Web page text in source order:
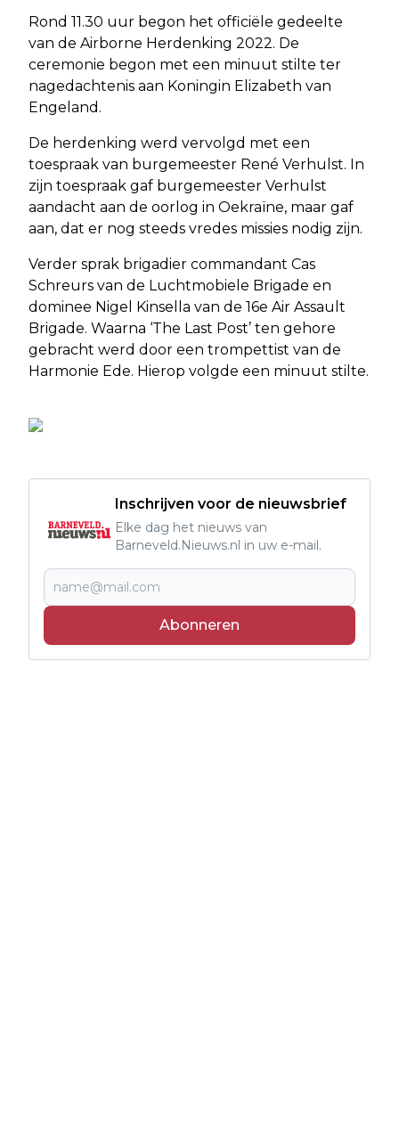
Rond 11.30 uur begon het officiële gedeelte
van de Airborne Herdenking 2022. De
ceremonie begon met een minuut stilte ter
nagedachtenis aan Koningin Elizabeth van
Engeland.
De herdenking werd vervolgd met een
toespraak van burgemeester René Verhulst. In
zijn toespraak gaf burgemeester Verhulst
aandacht aan de oorlog in Oekraïne, maar gaf
aan, dat er nog steeds vredes missies nodig zijn.
Verder sprak brigadier commandant Cas
Schreurs van de Luchtmobiele Brigade en
dominee Nigel Kinsella van de 16e Air Assault
Brigade. Waarna ‘The Last Post’ ten gehore
gebracht werd door een trompettist van de
Harmonie Ede. Hierop volgde een minuut stilte.
Inschrijven voor de nieuwsbrief
Elke dag het nieuws van
Barneveld.Nieuws.nl in uw e-mail.
Abonneren